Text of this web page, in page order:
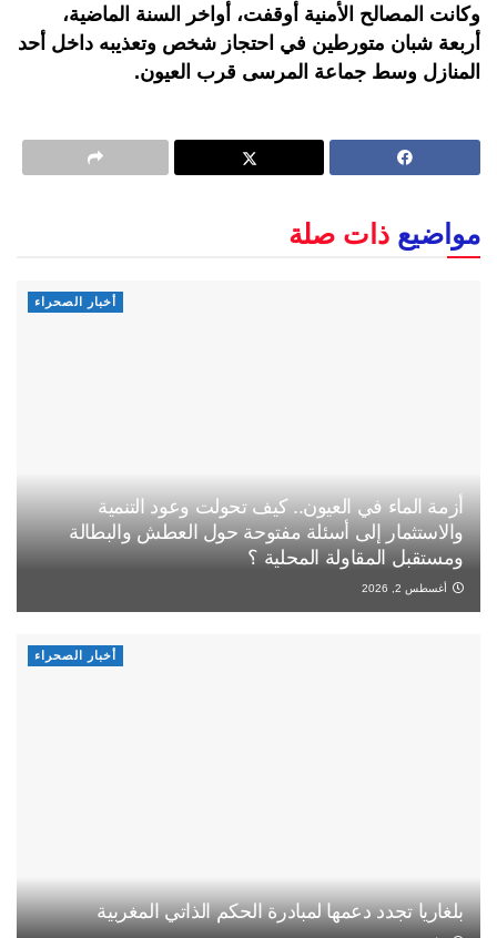
وكانت المصالح الأمنية أوقفت، أواخر السنة الماضية،
أربعة شبان متورطين في احتجاز شخص وتعذيبه داخل أحد
المنازل وسط جماعة المرسى قرب العيون.
مواضيع ذات صلة
أخبار الصحراء
أزمة الماء في العيون.. كيف تحولت وعود التنمية
والاستثمار إلى أسئلة مفتوحة حول العطش والبطالة
ومستقبل المقاولة المحلية ؟
أغسطس 2, 2026
أخبار الصحراء
بلغاريا تجدد دعمها لمبادرة الحكم الذاتي المغربية